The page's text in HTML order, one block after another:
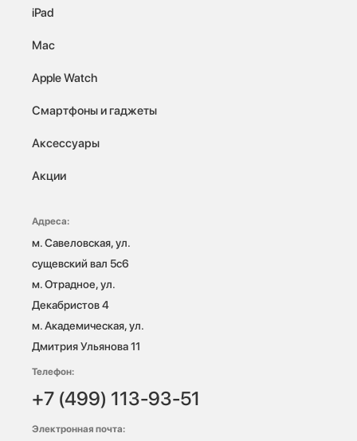
iPad
Mac
Apple Watch
Смартфоны и гаджеты
Аксессуары
Акции
Адреса:
м. Савеловская, ул.
сущевский вал 5с6
м. Отрадное, ул.
Декабристов 4
м. Академическая, ул.
Дмитрия Ульянова 11
Телефон:
+7 (499) 113-93-51
Электронная почта: